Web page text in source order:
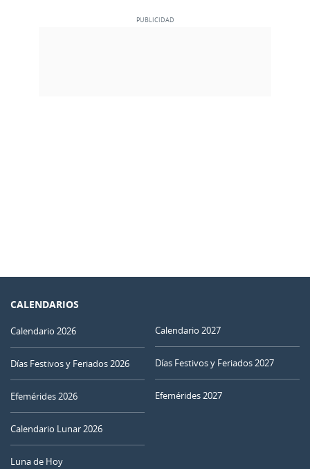
CALENDARIOS
Calendario 2026
Días Festivos y Feriados 2026
Efemérides 2026
Calendario Lunar 2026
Luna de Hoy
Calendario 2027
Días Festivos y Feriados 2027
Efemérides 2027